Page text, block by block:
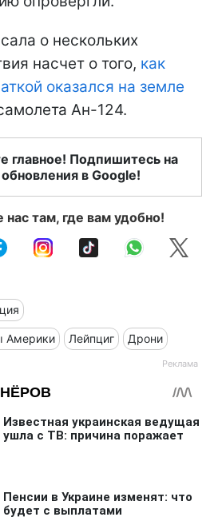
о нескольких
насчет о того, как
оказался на земле
Ан-124.
главное! Подпишитесь на
в Google!
нас там, где вам удобно!
Америки Лейпциг Дрони